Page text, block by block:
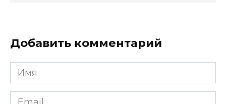
Добавить комментарий
Имя
*
Email